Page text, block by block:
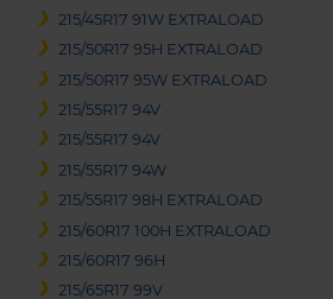
215/45R17 91W EXTRALOAD
215/50R17 95H EXTRALOAD
215/50R17 95W EXTRALOAD
215/55R17 94V
215/55R17 94V
215/55R17 94W
215/55R17 98H EXTRALOAD
215/60R17 100H EXTRALOAD
215/60R17 96H
215/65R17 99V